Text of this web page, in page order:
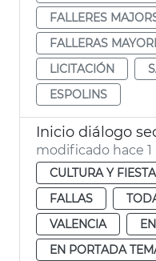
FALLERES
FALLERAS
LICITACIÓN
ESPOLINS
modificado hace 1
CULTURA Y
FALLAS
VALENCIA
EN PORTADA